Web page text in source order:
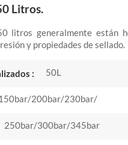
Litros.
litros generalmente están
y propiedades de sellado.
: 50L
200bar/230bar/
250bar/300bar/345bar